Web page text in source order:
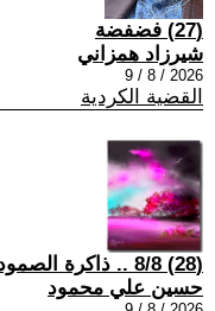
(27) فضفضة
شيرزاد همزاني
2026 / 8 / 9
القضية الكردية
(28) 8/8 .. ذاكرة الصمود ومعنى الانتصار
حسين علي محمود